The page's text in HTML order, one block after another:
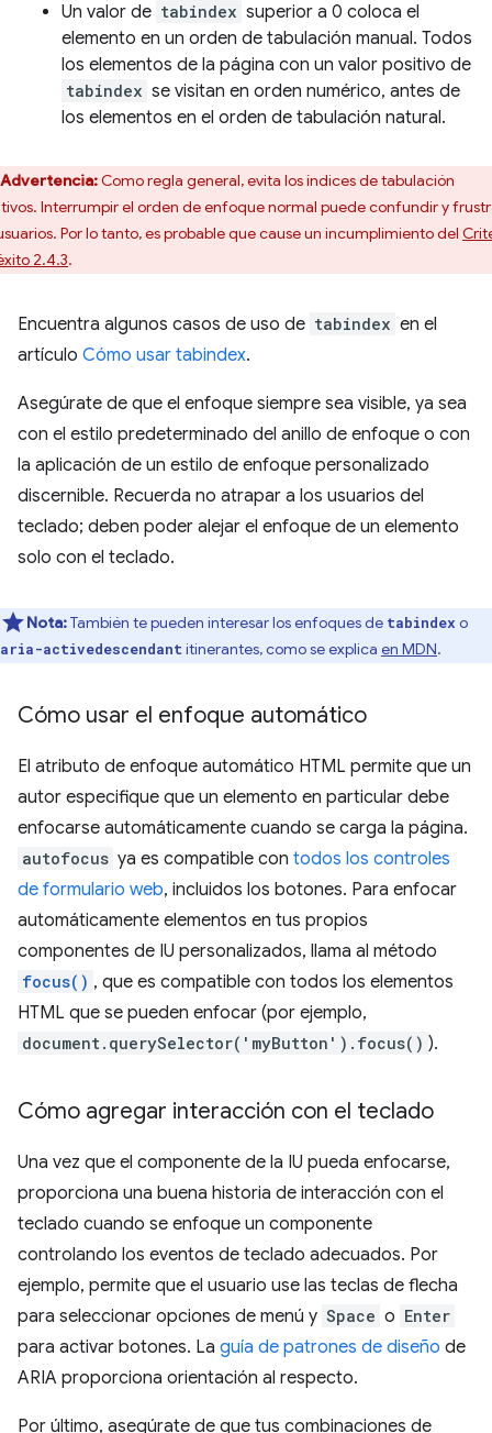
Un valor de tabindex superior a 0 coloca el
elemento en un orden de tabulación manual. Todos
los elementos de la página con un valor positivo de
tabindex se visitan en orden numérico, antes de
los elementos en el orden de tabulación natural.
Advertencia:Como regla general, evita los índices de tabulación
Interrumpir el orden de enfoque normal puede confundir y
Por lo tanto, es probable que cause un incumplimiento del
2.4.3.
Encuentra algunos casos de uso de tabindex en el
artículo Cómo usar tabindex.
Asegúrate de que el enfoque siempre sea visible, ya sea
con el estilo predeterminado del anillo de enfoque o con
la aplicación de un estilo de enfoque personalizado
discernible. Recuerda no atrapar a los usuarios del
teclado; deben poder alejar el enfoque de un elemento
solo con el teclado.
Nota:También te pueden interesar los enfoques de tabindex o
aria-activedescendant itinerantes, como se explica en MDN.
Cómo usar el enfoque automático
El atributo de enfoque automático HTML permite que un
autor especifique que un elemento en particular debe
enfocarse automáticamente cuando se carga la página.
autofocus ya es compatible con todos los controles
de formulario web, incluidos los botones. Para enfocar
automáticamente elementos en tus propios
componentes de IU personalizados, llama al método
focus() , que es compatible con todos los elementos
HTML que se pueden enfocar (por ejemplo,
document.querySelector('myButton').focus() ).
Cómo agregar interacción con el teclado
Una vez que el componente de la IU pueda enfocarse,
proporciona una buena historia de interacción con el
teclado cuando se enfoque un componente
controlando los eventos de teclado adecuados. Por
ejemplo, permite que el usuario use las teclas de flecha
para seleccionar opciones de menú y Space o Enter
para activar botones. La guía de patrones de diseño de
ARIA proporciona orientación al respecto.
Por último, asegúrate de que tus combinaciones de